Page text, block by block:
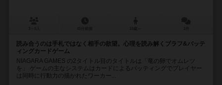
読み合うのは手札ではなく相手の欲望。心理を読み解くブラフ&バッテ
ィングカードゲーム
NIAGARA GAMES の2タイトル目のタイトルは「竜の卵でオムレツ
を」 ゲームの主なシステムはカードによるバッティングでプレイヤー
は同時に行動力の描かれたワーカー...